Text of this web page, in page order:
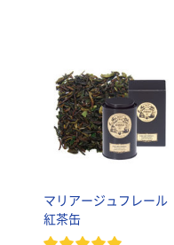
マリアージュフレール
紅茶缶